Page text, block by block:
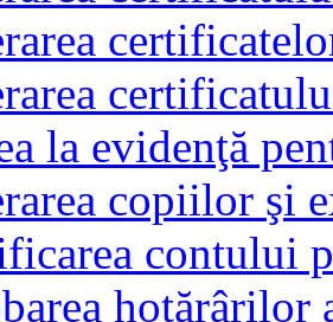
la evidenţă
copiilor şi
contului
hotărârilor